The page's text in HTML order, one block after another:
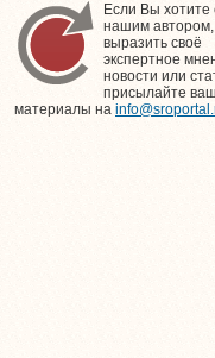
Если Вы хотите
нашим автором,
выразить своё
экспертное
новости или
присылайте
материалы на